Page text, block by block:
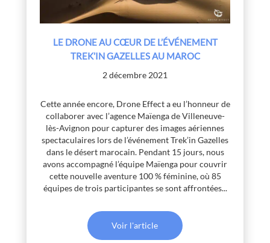
LE DRONE AU CŒUR DE L’ÉVÉNEMENT
TREK’IN GAZELLES AU MAROC
2 décembre 2021
Cette année encore, Drone Effect a eu l’honneur de
collaborer avec l’agence Maïenga de Villeneuve-
lès-Avignon pour capturer des images aériennes
spectaculaires lors de l’événement Trek’in Gazelles
dans le désert marocain. Pendant 15 jours, nous
avons accompagné l’équipe Maïenga pour couvrir
cette nouvelle aventure 100 % féminine, où 85
équipes de trois participantes se sont affrontées...
Voir l'article